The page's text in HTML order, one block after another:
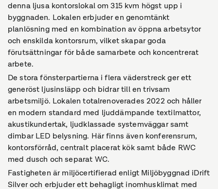
denna ljusa kontorslokal om 315 kvm högst upp i
byggnaden. Lokalen erbjuder en genomtänkt
planlösning med en kombination av öppna arbetsytor
och enskilda kontorsrum, vilket skapar goda
förutsättningar för både samarbete och koncentrerat
arbete.
De stora fönsterpartierna i flera väderstreck ger ett
generöst ljusinsläpp och bidrar till en trivsam
arbetsmiljö. Lokalen totalrenoverades 2022 och håller
en modern standard med ljuddämpande textilmattor,
akustikundertak, ljudklassade systemväggar samt
dimbar LED belysning. Här finns även konferensrum,
kontorsförråd, centralt placerat kök samt både RWC
med dusch och separat WC.
Fastigheten är miljöcertifierad enligt Miljöbyggnad iDrift
Silver och erbjuder ett behagligt inomhusklimat med